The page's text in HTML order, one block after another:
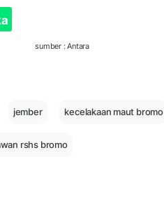
sumber : Antara
jember kecelakaan maut bromo
rshs bromo